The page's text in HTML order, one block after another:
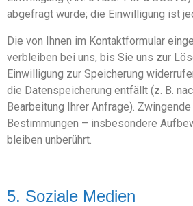
abgefragt wurde; die Einwilligung ist
Die von Ihnen im Kontaktformular
verbleiben bei uns, bis Sie uns zur
Einwilligung zur Speicherung
die Datenspeicherung entfällt (z. B.
Bearbeitung Ihrer Anfrage).
Bestimmungen – insbesondere
bleiben unberührt.
5. Soziale Medien